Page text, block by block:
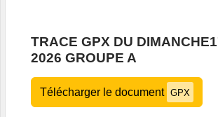
TRACE GPX DU
2026 GROUPE A
Télécharger le document GPX